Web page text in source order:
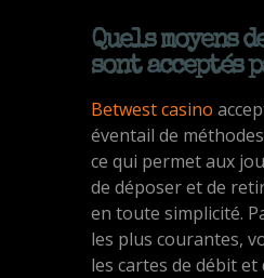
Quels moyens
sont acceptés
Betwest casino
éventail de
ce qui permet aux
de déposer et de
en toute simplicité.
les plus courantes,
les cartes de débit et